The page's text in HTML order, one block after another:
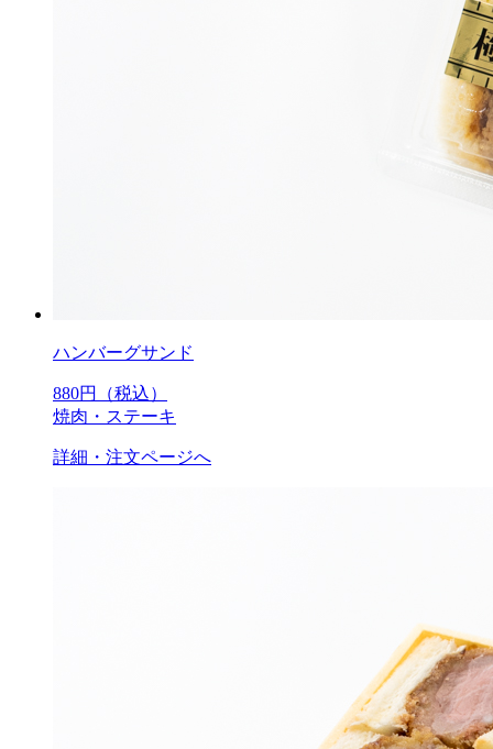
ハンバーグサンド
880円（税込）
焼肉・ステーキ
詳細・注文ページへ